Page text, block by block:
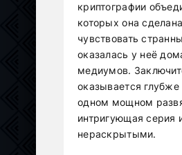
криптографии
которых она
чувствовать
оказалась у неё
медиумов.
оказывается
одном мощном
интригующая серия
нераскрытыми.